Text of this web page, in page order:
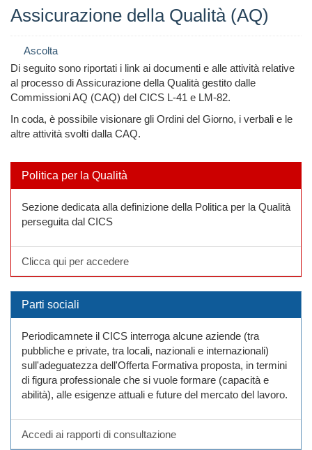
Assicurazione della Qualità (AQ)
Ascolta
Di seguito sono riportati i link ai documenti e alle attività relative
al processo di Assicurazione della Qualità gestito dalle
Commissioni AQ (CAQ) del CICS L-41 e LM-82.
In coda, è possibile visionare gli Ordini del Giorno, i verbali e le
altre attività svolti dalla CAQ.
Politica per la Qualità
Sezione dedicata alla definizione della Politica per la Qualità
perseguita dal CICS
Clicca qui per accedere
Parti sociali
Periodicamnete il CICS interroga alcune aziende (tra
pubbliche e private, tra locali, nazionali e internazionali)
sull'adeguatezza dell'Offerta Formativa proposta, in termini
di figura professionale che si vuole formare (capacità e
abilità), alle esigenze attuali e future del mercato del lavoro.
Accedi ai rapporti di consultazione